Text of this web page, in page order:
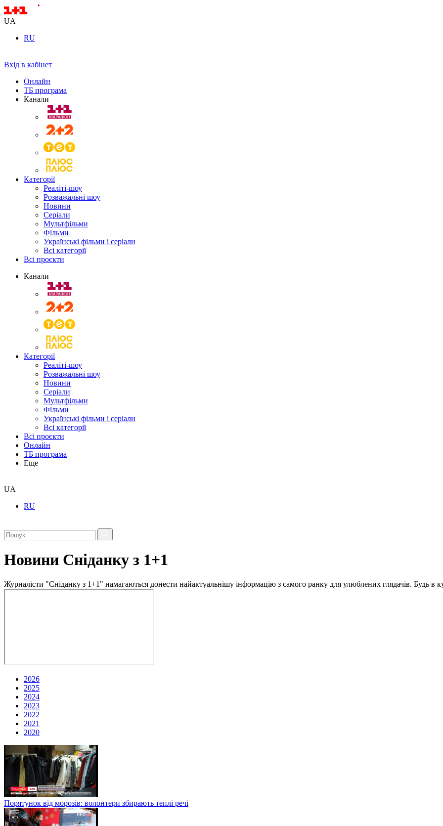
UA
RU
Вхід в кабінет
Онлайн
ТБ програма
Канали
Категорії
Реаліті-шоу
Розважальні шоу
Новини
Серіали
Мультфільми
Фільми
Українські фільми і серіали
Всі категорії
Всі проєкти
Канали
Категорії
Реаліті-шоу
Розважальні шоу
Новини
Серіали
Мультфільми
Фільми
Українські фільми і серіали
Всі категорії
Всі проєкти
Онлайн
ТБ програма
Еще
UA
RU
Новини Сніданку з 1+1
Журналісти "Сніданку з 1+1" намагаються донести найактуальнішу інформацію з самого ранку для улюблених глядачів. Будь в
2026
2025
2024
2023
2022
2021
2020
Порятунок від морозів: волонтери збирають теплі речі